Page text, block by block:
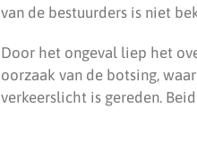
van de bestuurders is niet
Door het ongeval liep het
oorzaak van de botsing,
verkeerslicht is gereden.